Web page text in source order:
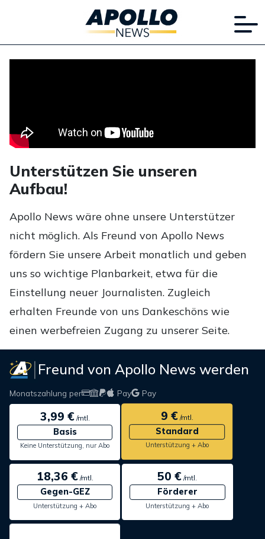
Unterstützen Sie unseren
Aufbau!
Apollo News wäre ohne unsere Unterstützer
nicht möglich. Als Freund von Apollo News
fördern Sie unsere Arbeit monatlich und geben
uns so wichtige Planbarkeit, etwa für die
Einstellung neuer Journalisten. Zugleich
erhalten Freunde von uns Dankeschöns wie
einen werbefreien Zugang zu unserer Seite.
Freund von Apollo News werden
Monatszahlung per Pay Pay
3,99 €/mtl.
Basis
Keine Unterstützung, nur Abo
9 €/mtl.
Standard
Unterstützung + Abo
18,36 €/mtl.
Gegen-GEZ
Unterstützung + Abo
50 € /mtl.
Förderer
Unterstützung + Abo